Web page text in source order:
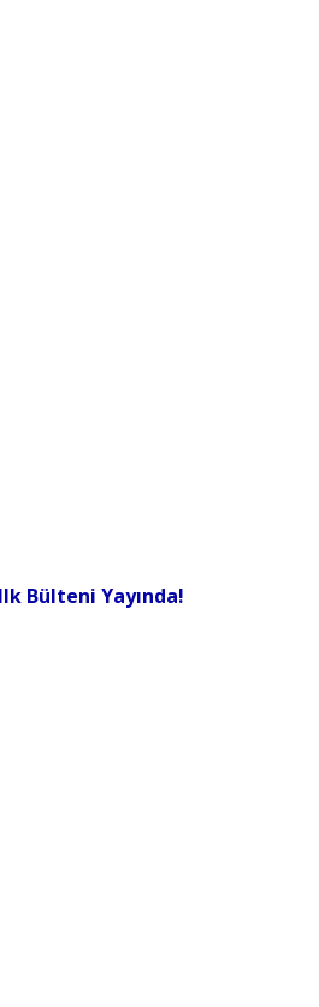
Bülteni Yayında!